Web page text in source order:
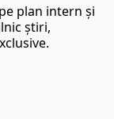
plan intern şi
ştiri,